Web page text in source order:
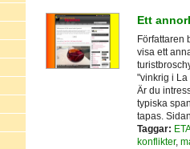
Ett
Författaren
visa ett
"vinkrig i La
Är du
typiska
tapas.
Taggar:
konflikter,